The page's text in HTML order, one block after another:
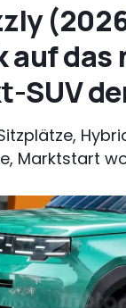
auf das
SUV
Marktstart